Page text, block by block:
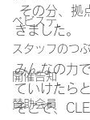
ベビステ
スタッフのつ
開催告知
賛助会員
きました。
みんなの力
ていけたら
そこで、